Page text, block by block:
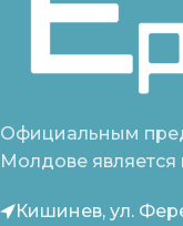
Официальным
Молдове
Кишинев, ул.